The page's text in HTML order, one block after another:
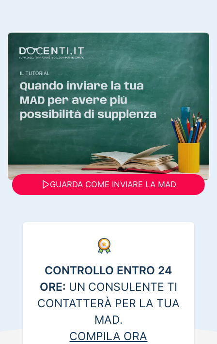
GUARDA COME INVIARE LA MAD
CONTROLLO ENTRO 24
ORE: UN CONSULENTE TI
CONTATTERÀ PER LA TUA
MAD.
COMPILA ORA